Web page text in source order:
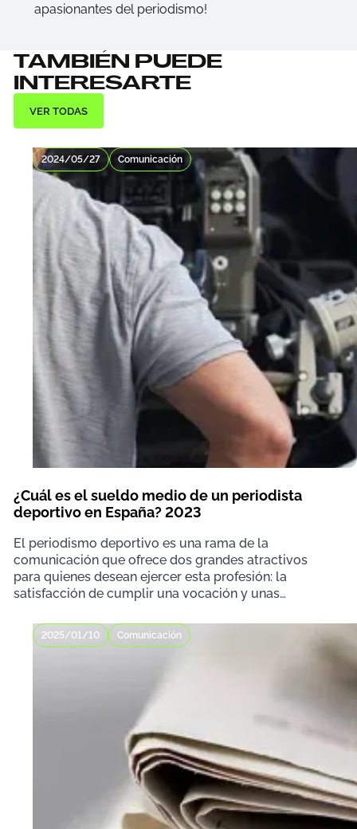
apasionantes del periodismo!
TAMBIÉN PUEDE
INTERESARTE
VER TODAS
2024/05/27 Comunicación
¿Cuál es el sueldo medio de un periodista
deportivo en España? 2023
El periodismo deportivo es una rama de la
comunicación que ofrece dos grandes atractivos
para quienes desean ejercer esta profesión: la
satisfacción de cumplir una vocación y unas
2025/01/10 Comunicación